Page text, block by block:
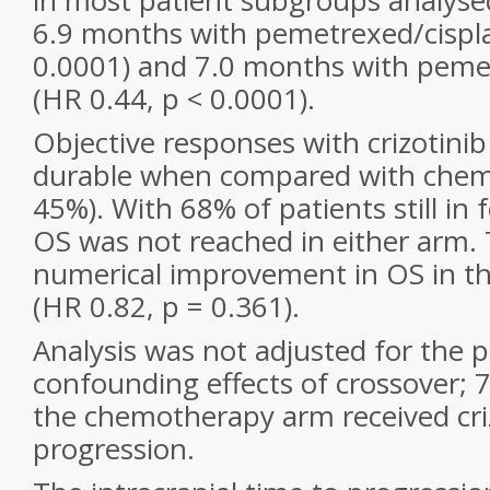
6.9 months with pemetrexed/
0.0001) and 7.0 months with
(HR 0.44, p < 0.0001).
Objective responses with
durable when compared with
45%). With 68% of patients still in
OS was not reached in either arm.
numerical improvement in OS in
(HR 0.82, p = 0.361).
Analysis was not adjusted for the
confounding effects of crossover;
the chemotherapy arm received
progression.